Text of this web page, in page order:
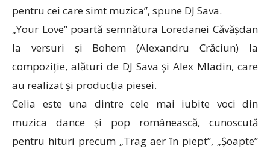
pentru cei care simt muzica”, spune DJ Sava.
„Your Love” poartă semnătura Loredanei Căvășdan
la versuri și Bohem (Alexandru Crăciun) la
compoziție, alături de DJ Sava și Alex Mladin, care
au realizat și producția piesei.
Celia este una dintre cele mai iubite voci din
muzica dance și pop românească, cunoscută
pentru hituri precum „Trag aer în piept”, „Șoapte”